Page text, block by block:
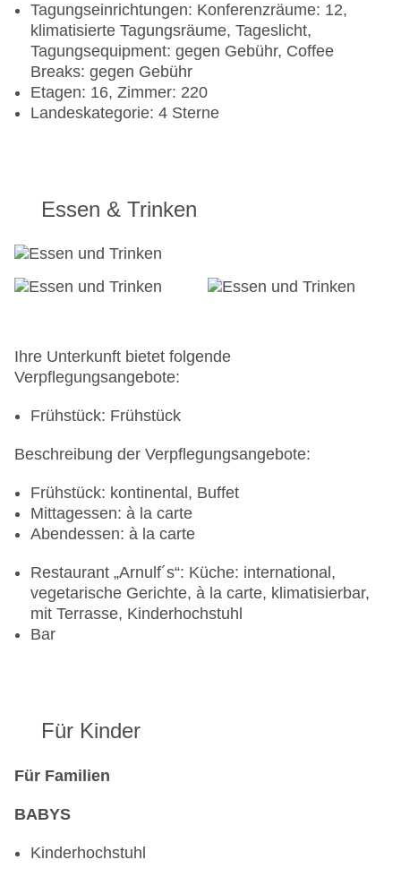
Tagungseinrichtungen: Konferenzräume: 12,
klimatisierte Tagungsräume, Tageslicht,
Tagungsequipment: gegen Gebühr, Coffee
Breaks: gegen Gebühr
Etagen: 16, Zimmer: 220
Landeskategorie: 4 Sterne
Essen & Trinken
Ihre Unterkunft bietet folgende
Verpflegungsangebote:
Frühstück: Frühstück
Beschreibung der Verpflegungsangebote:
Frühstück: kontinental, Buffet
Mittagessen: à la carte
Abendessen: à la carte
Restaurant „Arnulf´s“: Küche: international,
vegetarische Gerichte, à la carte, klimatisierbar,
mit Terrasse, Kinderhochstuhl
Bar
Für Kinder
Für Familien
BABYS
Kinderhochstuhl